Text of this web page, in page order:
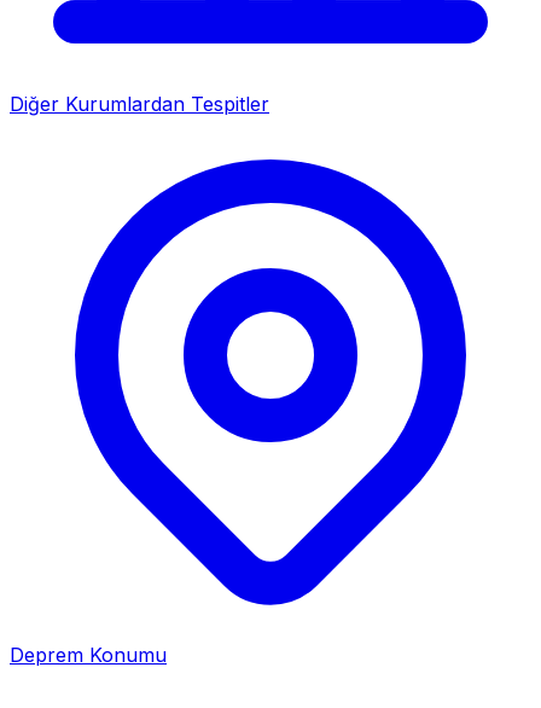
Diğer Kurumlardan Tespitler
Deprem Konumu